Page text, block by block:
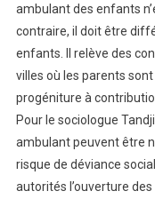
ambulant des enfants
contraire, il doit être
enfants. Il relève des
villes où les parents
progéniture à
Pour le sociologue
ambulant peuvent être
risque de déviance
autorités l’ouverture